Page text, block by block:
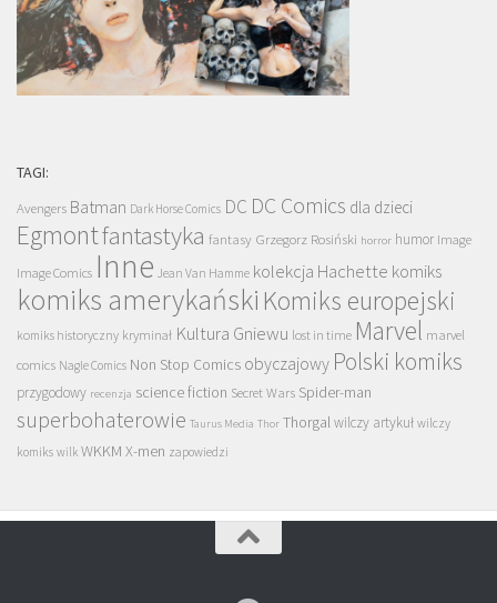
TAGI:
Avengers Batman Dark Horse Comics DC DC Comics dla dzieci
Egmontfantastyka fantasy Grzegorz Rosiński horror humor Image
Image Comics Inne Jean Van Hamme kolekcja Hachette komiks
komiks amerykański Komiks europejski
komiks historyczny kryminał Kultura Gniewu lost in time Marvel marvel
comics Nagle Comics Non Stop Comics obyczajowy Polski komiks
przygodowy recenzja science fiction Secret Wars Spider-man
superbohaterowie Taurus Media Thor Thorgalwilczy artykuł wilczy
komiks wilk WKKM X-men zapowiedzi